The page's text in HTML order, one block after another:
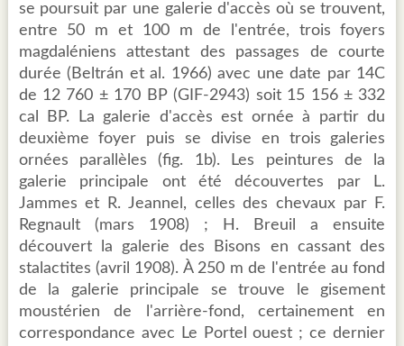
se poursuit par une galerie d'accès où se trouvent,
entre 50 m et 100 m de l'entrée, trois foyers
magdaléniens attestant des passages de courte
durée (Beltrán et al. 1966) avec une date par 14C
de 12 760 ± 170 BP (GIF-2943) soit 15 156 ± 332
cal BP. La galerie d'accès est ornée à partir du
deuxième foyer puis se divise en trois galeries
ornées parallèles (fig. 1b). Les peintures de la
galerie principale ont été découvertes par L.
Jammes et R. Jeannel, celles des chevaux par F.
Regnault (mars 1908) ; H. Breuil a ensuite
découvert la galerie des Bisons en cassant des
stalactites (avril 1908). À 250 m de l'entrée au fond
de la galerie principale se trouve le gisement
moustérien de l'arrière-fond, certainement en
correspondance avec Le Portel ouest ; ce dernier